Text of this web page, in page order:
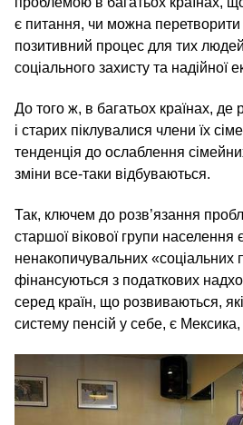
є питання, чи можна перетворити
позитивний процес для тих
соціального захисту та надійної
До того ж, в багатьох країнах, де
і старих піклувалися члени їх
тенденція до ослаблення
зміни все-таки відбуваються.
Так, ключем до розв’язання
старшої вікової групи населення
ненакопичувальних «соціальних
фінансуються з податкових
серед країн, що розвиваються,
систему пенсій у себе, є